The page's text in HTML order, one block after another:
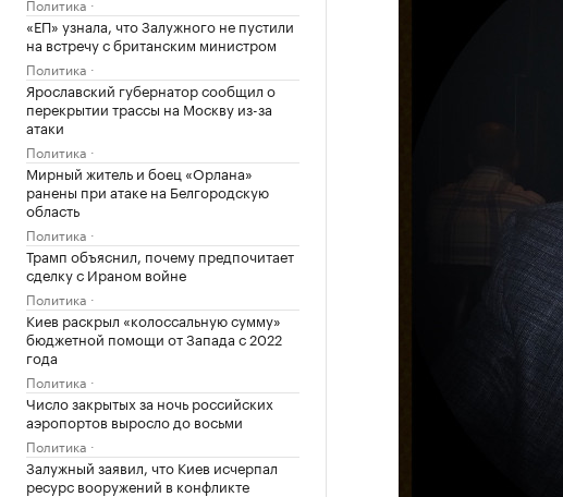
«ЕП» узнала, что Залужного не пустили
на встречу с британским министром
Политика
Ярославский губернатор сообщил о
перекрытии трассы на Москву из-за
атаки
Политика
Мирный житель и боец «Орлана»
ранены при атаке на Белгородскую
область
Политика
Трамп объяснил, почему предпочитает
сделку с Ираном войне
Политика
Киев раскрыл «колоссальную сумму»
бюджетной помощи от Запада с 2022
года
Политика
Число закрытых за ночь российских
аэропортов выросло до восьми
Политика
Залужный заявил, что Киев исчерпал
ресурс вооружений в конфликте